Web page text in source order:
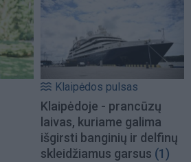
Klaipėdos pulsas
Klaipėdoje - prancūzų
laivas, kuriame galima
išgirsti banginių ir delfinų
skleidžiamus garsus (1)